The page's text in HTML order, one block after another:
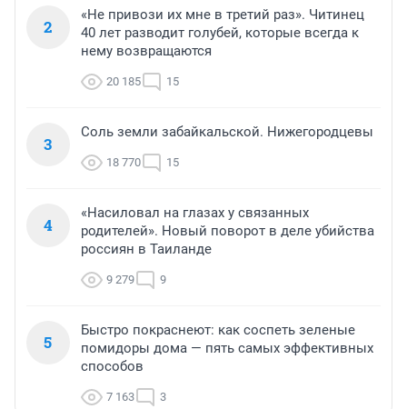
2
«Не привози их мне в третий раз». Читинец
40 лет разводит голубей, которые всегда к
нему возвращаются
20 185 15
3
Соль земли забайкальской. Нижегородцевы
18 770 15
4
«Насиловал на глазах у связанных
родителей». Новый поворот в деле убийства
россиян в Таиланде
9 279 9
5
Быстро покраснеют: как соспеть зеленые
помидоры дома — пять самых эффективных
способов
7 163 3